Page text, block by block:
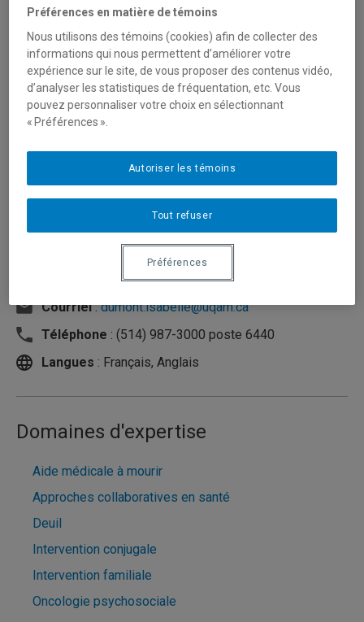
École de travail social
Courriel:dumont.isabelle@uqam.ca
Téléphone : (514) 987-3000 poste 6440
Langues : Français, Anglais
Domaines d'expertise
Aide médicale à mourir
Approches collaboratives en santé
Deuil
Intervention conjugale
Intervention familiale
Oncologie psychosociale
Préférences en matière de témoins
Nous utilisons des témoins (cookies) afin de collecter des
informations qui nous permettent d’améliorer votre
expérience sur le site, de vous proposer des contenus vidéo,
d’analyser les statistiques de fréquentation, etc. Vous
pouvez personnaliser votre choix en sélectionnant
« Préférences ».
Tout refuser
Autoriser les témoins
Préférences